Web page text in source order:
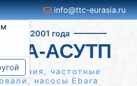
info@ttc-eurasia.ru
с 2001 года
АСУТП
частотные
насосы Ebara